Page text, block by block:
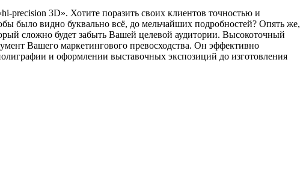
3D». Хотите поразить своих клиентов точностью и
было видно буквально всё, до мельчайших подробностей? Опять же,
сложно будет забыть Вашей целевой аудитории. Высокоточный
Вашего маркетингового превосходства. Он эффективно
и оформлении выставочных экспозиций до изготовления